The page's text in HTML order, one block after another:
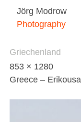
Jörg Modrow
Photography
Griechenland
853 × 1280
Greece – Erikousa